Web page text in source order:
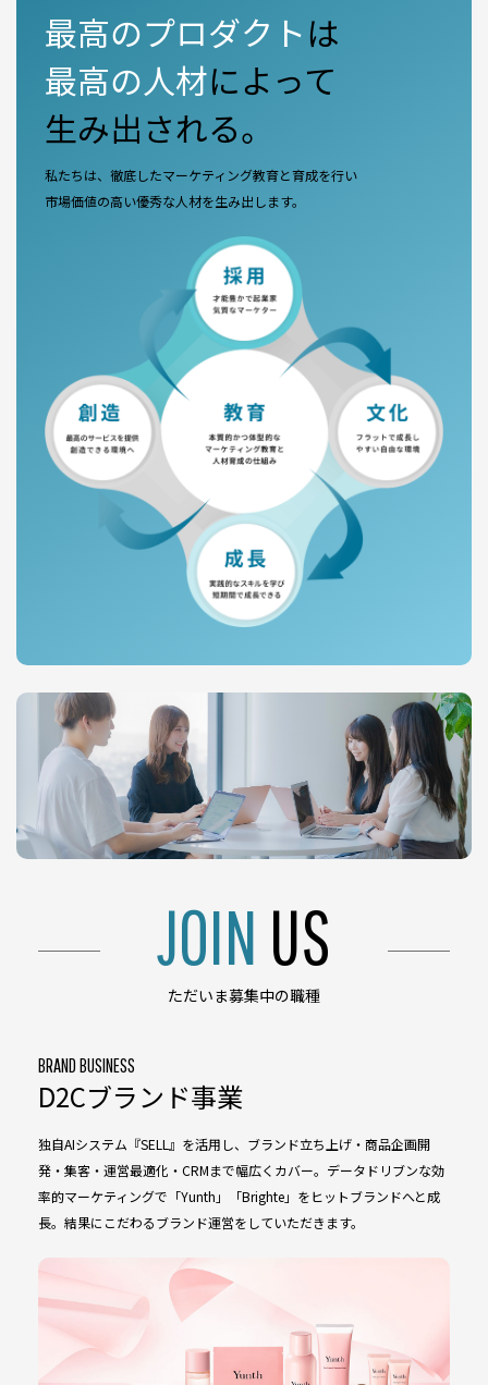
最高のプロダクトは
最高の人材によって
生み出される。
私たちは、徹底したマーケティング教育と育成を行い
市場価値の高い優秀な人材を生み出します。
JOIN US
ただいま募集中の職種
BRAND BUSINESS
D2Cブランド事業
独自AIシステム『SELL』を活用し、ブランド立ち上げ・商品企画開
発・集客・運営最適化・CRMまで幅広くカバー。データドリブンな効
率的マーケティングで「Yunth」「Brighte」をヒットブランドへと成
長。結果にこだわるブランド運営をしていただきます。